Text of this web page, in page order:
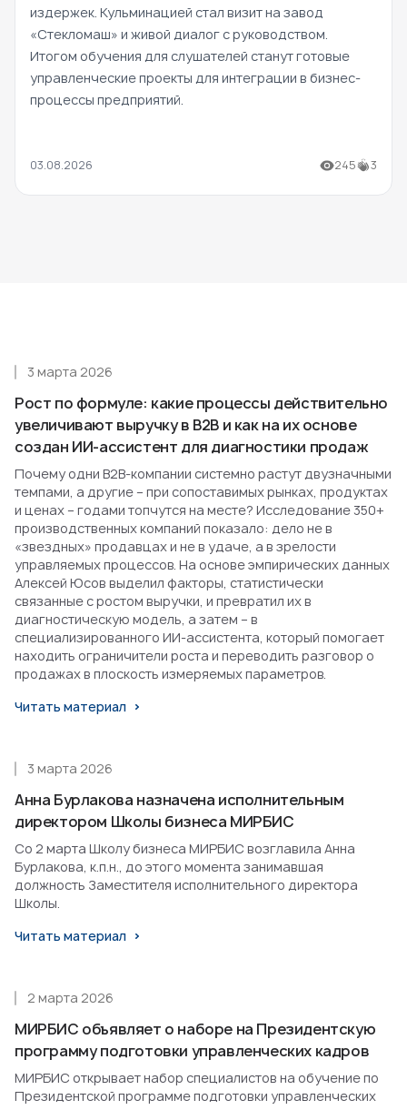
издержек. Кульминацией стал визит на завод
«Стекломаш» и живой диалог с руководством.
Итогом обучения для слушателей станут готовые
управленческие проекты для интеграции в бизнес-
процессы предприятий.
03.08.2026 245 3
Рост по формуле: какие процессы действительно
увеличивают выручку в B2B и как на их основе
создан ИИ-ассистент для диагностики продаж
3 марта 2026
Почему одни B2B-компании системно растут двузначными
темпами, а другие – при сопоставимых рынках, продуктах
и ценах – годами топчутся на месте? Исследование 350+
производственных компаний показало: дело не в
«звездных» продавцах и не в удаче, а в зрелости
управляемых процессов. На основе эмпирических данных
Алексей Юсов выделил факторы, статистически
связанные с ростом выручки, и превратил их в
диагностическую модель, а затем – в
специализированного ИИ-ассистента, который помогает
находить ограничители роста и переводить разговор о
продажах в плоскость измеряемых параметров.
Читать материал
Анна Бурлакова назначена исполнительным
директором Школы бизнеса МИРБИС
3 марта 2026
Со 2 марта Школу бизнеса МИРБИС возглавила Анна
Бурлакова, к.п.н., до этого момента занимавшая
должность Заместителя исполнительного директора
Школы.
Читать материал
МИРБИС объявляет о наборе на Президентскую
программу подготовки управленческих кадров
2 марта 2026
МИРБИС открывает набор специалистов на обучение по
Президентской программе подготовки управленческих